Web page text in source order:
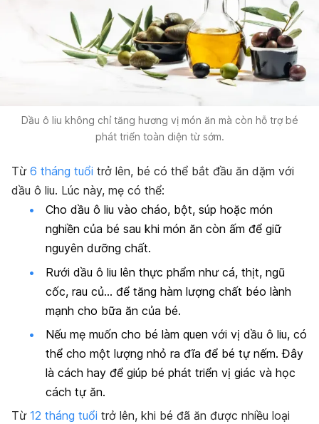
Dầu ô liu không chỉ tăng hương vị món ăn mà còn hỗ trợ bé
phát triển toàn diện từ sớm.
Từ 6 tháng tuổi trở lên, bé có thể bắt đầu ăn dặm với
dầu ô liu. Lúc này, mẹ có thể:
Cho dầu ô liu vào cháo, bột, súp hoặc món
nghiền của bé sau khi món ăn còn ấm để giữ
nguyên dưỡng chất.
Rưới dầu ô liu lên thực phẩm như cá, thịt, ngũ
cốc, rau củ… để tăng hàm lượng chất béo lành
mạnh cho bữa ăn của bé.
Nếu mẹ muốn cho bé làm quen với vị dầu ô liu, có
thể cho một lượng nhỏ ra đĩa để bé tự nếm. Đây
là cách hay để giúp bé phát triển vị giác và học
cách tự ăn.
Từ 12 tháng tuổi trở lên, khi bé đã ăn được nhiều loại